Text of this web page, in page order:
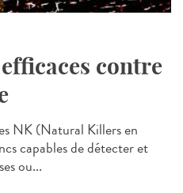
contre
NK (Natural Killers en
capables de détecter et
ou...